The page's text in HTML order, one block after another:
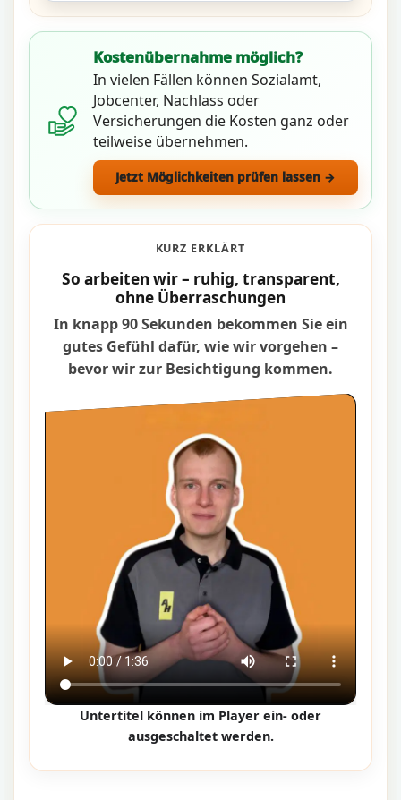
Kostenübernahme möglich?
In vielen Fällen können Sozialamt,
Jobcenter, Nachlass oder
Versicherungen die Kosten ganz oder
teilweise übernehmen.
Jetzt Möglichkeiten prüfen lassen →
KURZ ERKLÄRT
So arbeiten wir – ruhig, transparent,
ohne Überraschungen
In knapp 90 Sekunden bekommen Sie ein
gutes Gefühl dafür, wie wir vorgehen –
bevor wir zur Besichtigung kommen.
Untertitel können im Player ein- oder
ausgeschaltet werden.